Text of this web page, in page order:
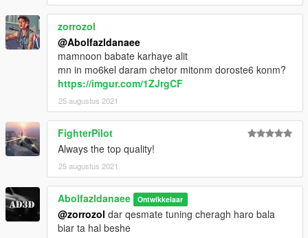
zorrozol
@Abolfazldanaee
mamnoon babate karhaye alit
mn in mo6kel daram chetor mitonm doroste6 konm?
https://imgur.com/1ZJrgCF
25 augustus 2021
FighterPilot
Always the top quality!
25 augustus 2021
Abolfazldanaee Ontwikkelaar
@zorrozol dar qesmate tuning cheragh haro bala
biar ta hal beshe